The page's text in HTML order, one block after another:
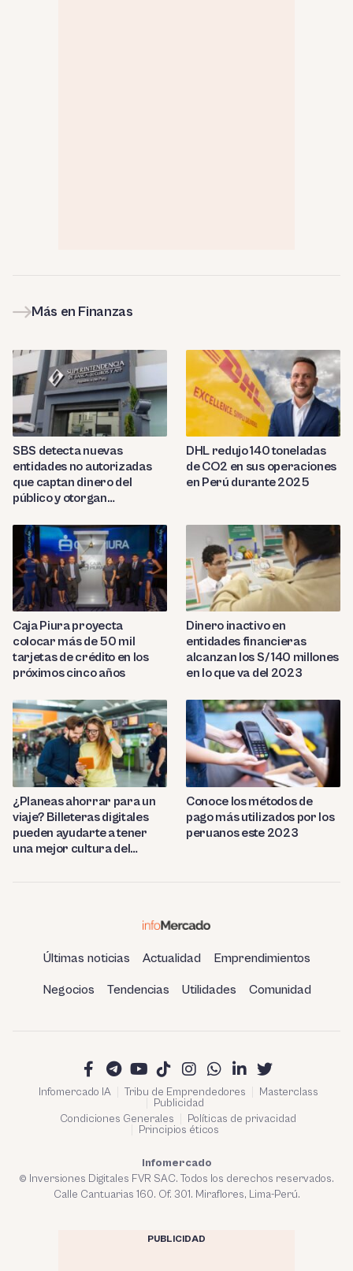
Más en Finanzas
SBS detecta nuevas
entidades no autorizadas
que captan dinero del
público y otorgan
DHL redujo 140 toneladas
de CO2 en sus operaciones
en Perú durante 2025
Caja Piura proyecta
colocar más de 50 mil
tarjetas de crédito en los
próximos cinco años
Dinero inactivo en
entidades financieras
alcanzan los S/ 140 millones
en lo que va del 2023
¿Planeas ahorrar para un
viaje? Billeteras digitales
pueden ayudarte a tener
una mejor cultura del
Conoce los métodos de
pago más utilizados por los
peruanos este 2023
Últimas noticias Actualidad Emprendimientos
Negocios Tendencias Utilidades Comunidad
Infomercado IA Tribu de Emprendedores
Masterclass
Publicidad
Condiciones Generales
Políticas de privacidad
Principios éticos
Infomercado
© Inversiones Digitales FVR SAC. Todos los derechos reservados.
Calle Cantuarias 160. Of. 301. Miraflores, Lima-Perú.
PUBLICIDAD